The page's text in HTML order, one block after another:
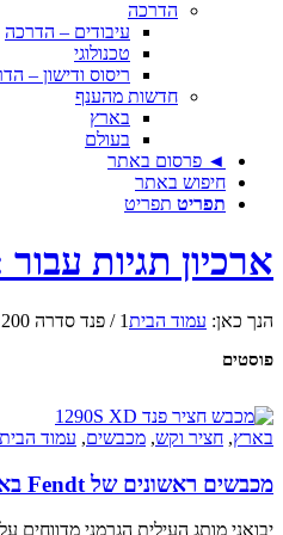
הדרכה
עיבודים – הדרכה
טכנולוגי
ריסוס ודישון –
חדשות מהענף
בארץ
בעולם
◄ פרסום באתר
חיפוש באתר
תפריט תפריט
ארכיון תגיות עבור :
הנך כאן: עמוד הבית1
/ פנד סדרה 200
פוסטים
בארץ, חציר וקש, מכבשים, עמוד הבית
מכבשים ראשונים של Fendt בארץ
יבואני מותג העילית הגרמני